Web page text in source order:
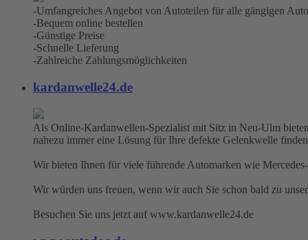
-Umfangreiches Angebot von Autoteilen für alle gängigen
-Bequem online bestellen
-Günstige Preise
-Schnelle Lieferung
-Zahlreiche Zahlungsmöglichkeiten
kardanwelle24.de
Als Online-Kardanwellen-Spezialist mit Sitz in Neu-Ulm
nahezu immer eine Lösung für Ihre defekte Gelenkwelle
Wir bieten Ihnen für viele führende Automarken wie
Wir würden uns freuen, wenn wir auch Sie schon bald zu
Besuchen Sie uns jetzt auf www.kardanwelle24.de